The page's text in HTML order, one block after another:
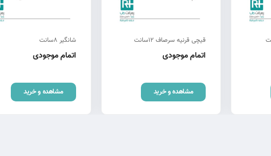
قیچی قرنیه سرصاف 12سانت
اتمام موجودی
مشاهده و خرید
شانگیر 8سانت
اتمام موجودی
مشاهده و خرید